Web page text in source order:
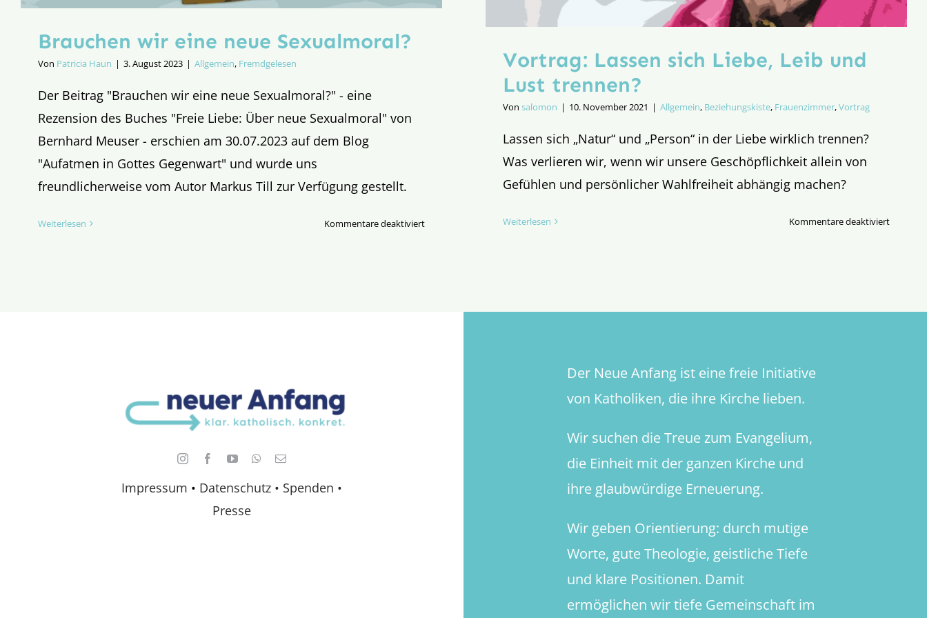
Brauchen wir eine neue Sexualmoral?
Von Patricia Haun | 3. August 2023 | Allgemein, Fremdgelesen
Der Beitrag "Brauchen wir eine neue Sexualmoral?" - eine
Rezension des Buches "Freie Liebe: Über neue Sexualmoral" von
Bernhard Meuser - erschien am 30.07.2023 auf dem Blog
"Aufatmen in Gottes Gegenwart" und wurde uns
freundlicherweise vom Autor Markus Till zur Verfügung gestellt.
Weiterlesen Kommentare deaktiviertfür
Vortrag: Lassen sich Liebe, Leib und
Lust trennen?
Von salomon | 10. November 2021 | Allgemein, Beziehungskiste, Frauenzimmer,Vortrag
Lassen sich „Natur“ und „Person“ in der Liebe wirklich trennen?
Was verlieren wir, wenn wir unsere Geschöpflichkeit allein von
Gefühlen und persönlicher Wahlfreiheit abhängig machen?
Weiterlesen Kommentare deaktiviertfür
Impressum • Datenschutz • Spenden •
Presse
Der Neue Anfang ist eine freie Initiative
von Katholiken, die ihre Kirche lieben.
Wir suchen die Treue zum Evangelium,
die Einheit mit der ganzen Kirche und
ihre glaubwürdige Erneuerung.
Wir geben Orientierung: durch mutige
Worte, gute Theologie, geistliche Tiefe
und klare Positionen. Damit
ermöglichen wir tiefe Gemeinschaft im